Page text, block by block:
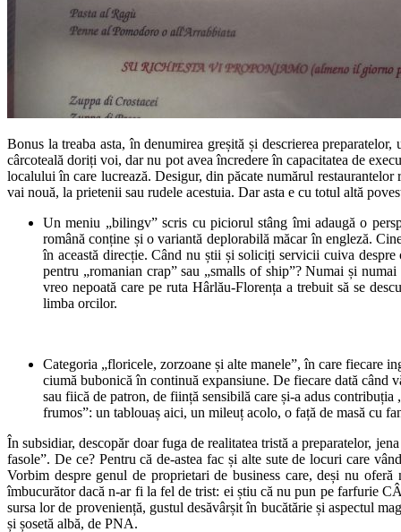
Bonus la treaba asta, în denumirea greșită și descrierea
cârcoteală doriți voi, dar nu pot avea încredere în capacitatea de
localului în care lucrează. Desigur, din păcate numărul
vai nouă, la prietenii sau rudele acestuia. Dar asta e cu totul altă
Un meniu „bilingv” scris cu piciorul stâng îmi adaugă o
română conține și o variantă deplorabilă măcar în engleză.
în această direcție. Când nu știi și soliciți servicii cuiva
pentru „romanian crap” sau „smalls of ship”? Numai și
vreo nepoată care pe ruta Hârlău-Florența a trebuit să se
limba orcilor.
Categoria „floricele, zorzoane și alte manele”, în care fiecare
ciumă bubonică în continuă expansiune. De fiecare dată când
sau fiică de patron, de ființă sensibilă care și-a adus
frumos”: un tablouaș aici, un mileuț acolo, o față de masă cu
În subsidiar, descopăr doar fuga de realitatea tristă a preparatelor,
fasole”. De ce? Pentru că de-astea fac și alte sute de locuri care
Vorbim despre genul de proprietari de business care, deși nu
îmbucurător dacă n-ar fi la fel de trist: ei știu că nu pun pe farfurie
sursa lor de proveniență, gustul desăvârșit în bucătărie și aspectul
și șosetă albă, de PNA.